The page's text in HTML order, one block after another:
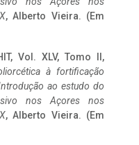
, Alberto Vieira. (Em
Vol. XLV, Tomo II,
à fortificação
ao estudo do
nos Açores nos
, Alberto Vieira. (Em